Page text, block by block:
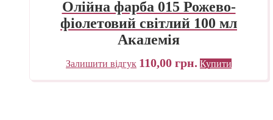
Олійна фарба 015 Рожево-
фіолетовий світлий 100 мл
Академія
Залишити відгук 110,00 грн. Купити